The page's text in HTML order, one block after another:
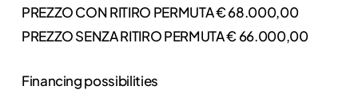
PREZZO CON RITIRO PERMUTA € 68.000,00
PREZZO SENZA RITIRO PERMUTA € 66.000,00
Financing possibilities